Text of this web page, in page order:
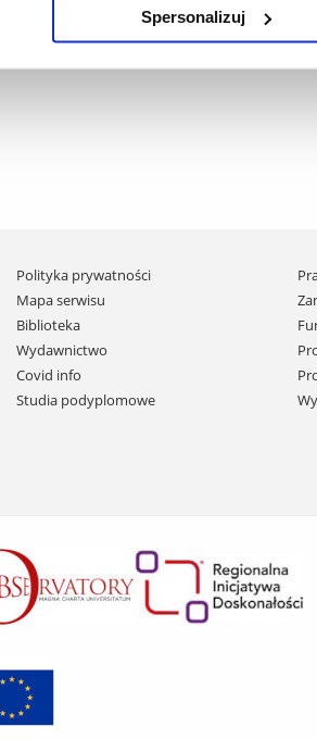
Spersonalizuj
Pomiń
nawigację
i
przejdź
do
treści
Polityka prywatności
Mapa serwisu
Biblioteka
Wydawnictwo
Covid info
Studia podyplomowe